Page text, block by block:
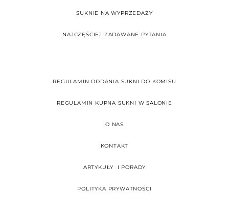
SUKNIE NA WYPRZEDAŻY
NAJCZĘŚCIEJ ZADAWANE PYTANIA
REGULAMIN ODDANIA SUKNI DO KOMISU
REGULAMIN KUPNA SUKNI W SALONIE
O NAS
KONTAKT
ARTYKUŁY I PORADY
POLITYKA PRYWATNOŚCI